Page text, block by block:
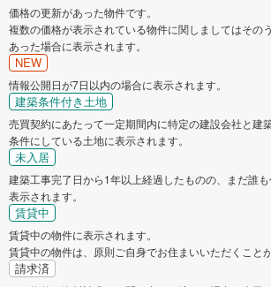
価格の更新があった物件です。
複数の価格が表示されている物件に関しましてはその
あった場合に表示されます。
NEW
情報公開日が7日以内の場合に表示されます。
建築条件付き土地
売買契約にあたって一定期間内に特定の建設会社と建
条件にしている土地に表示されます。
未入居
建築工事完了日から1年以上経過したものの、まだ誰
表示されます。
賃貸中
賃貸中の物件に表示されます。
賃貸中の物件は、原則ご自身でお住まいいただくこと
請求済